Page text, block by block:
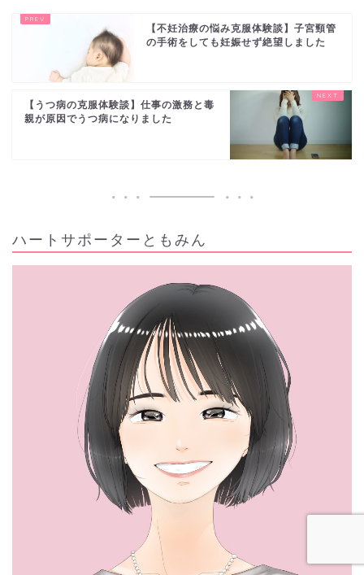
【不妊治療の悩み克服体験談】子宮頸管
の手術をしても妊娠せず絶望しました
【うつ病の克服体験談】仕事の激務と毒
親が原因でうつ病になりました
ハートサポーターともみん